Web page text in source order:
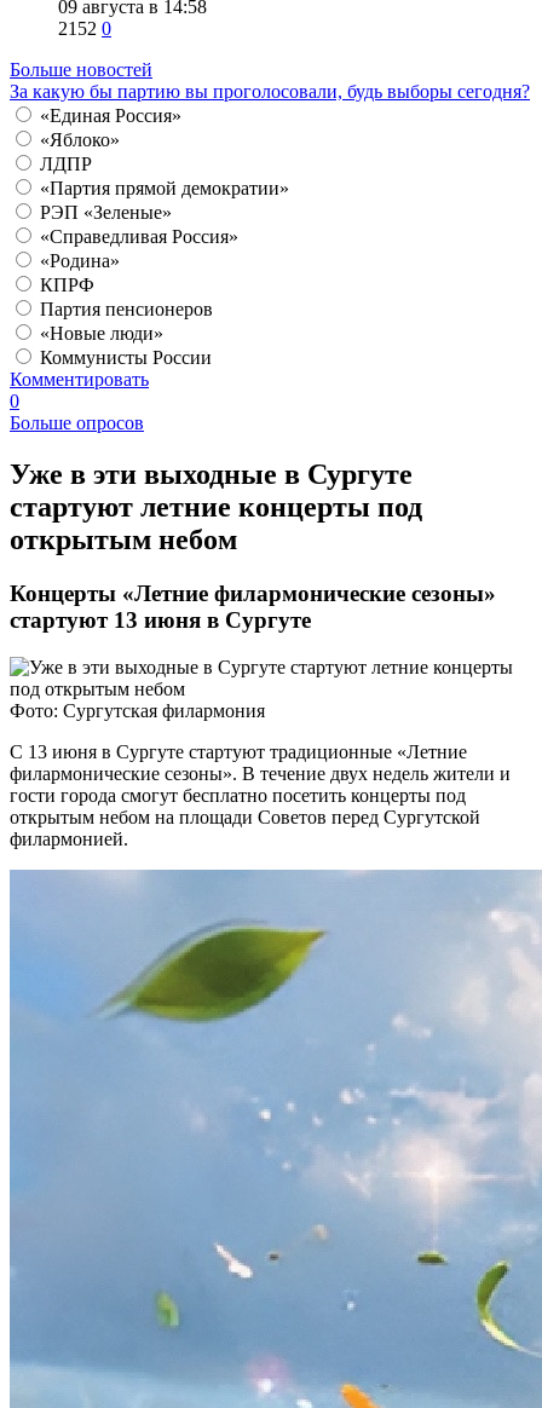
09 августа в 14:58
2152 0
Больше новостей
За какую бы партию вы проголосовали, будь выборы сегодня?
«Единая Россия»
«Яблоко»
ЛДПР
«Партия прямой демократии»
РЭП «Зеленые»
«Справедливая Россия»
«Родина»
КПРФ
Партия пенсионеров
«Новые люди»
Коммунисты России
Комментировать
0
Больше опросов
​Уже в эти выходные в Сургуте
стартуют летние концерты под
открытым небом
Концерты «Летние филармонические сезоны»
стартуют 13 июня в Сургуте
Фото: Сургутская филармония
С 13 июня в Сургуте стартуют традиционные «Летние
филармонические сезоны». В течение двух недель жители и
гости города смогут бесплатно посетить концерты под
открытым небом на площади Советов перед Сургутской
филармонией.